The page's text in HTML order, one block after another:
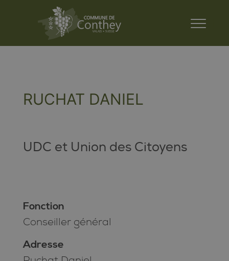
RUCHAT DANIEL
UDC et Union des Citoyens
Fonction
Conseiller général
Adresse